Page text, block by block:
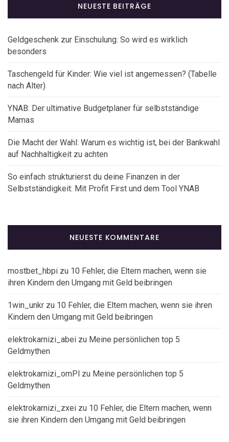
NEUESTE BEITRÄGE
Geldgeschenk zur Einschulung: So wird es wirklich
besonders
Taschengeld für Kinder: Wie viel ist angemessen? (Tabelle
nach Alter)
YNAB: Der ultimative Budgetplaner für selbstständige
Mamas
Die Macht der Wahl: Warum es wichtig ist, bei der Bankwahl
auf Nachhaltigkeit zu achten
So einfach strukturierst du deine Finanzen in der
Selbstständigkeit: Mit Profit First und dem Tool YNAB
NEUESTE KOMMENTARE
mostbet_hbpi zu 10 Fehler, die Eltern machen, wenn sie
ihren Kindern den Umgang mit Geld beibringen
1win_unkr zu 10 Fehler, die Eltern machen, wenn sie ihren
Kindern den Umgang mit Geld beibringen
elektrokarnizi_abei zu Meine persönlichen top 5
Geldmythen
elektrokarnizi_omPl zu Meine persönlichen top 5
Geldmythen
elektrokarnizi_zxei zu 10 Fehler, die Eltern machen, wenn
sie ihren Kindern den Umgang mit Geld beibringen